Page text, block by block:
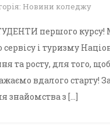
Новини коледжу
першого курсу!
і туризму
та росту, для того,
вдалого старту!
знайомства з […]